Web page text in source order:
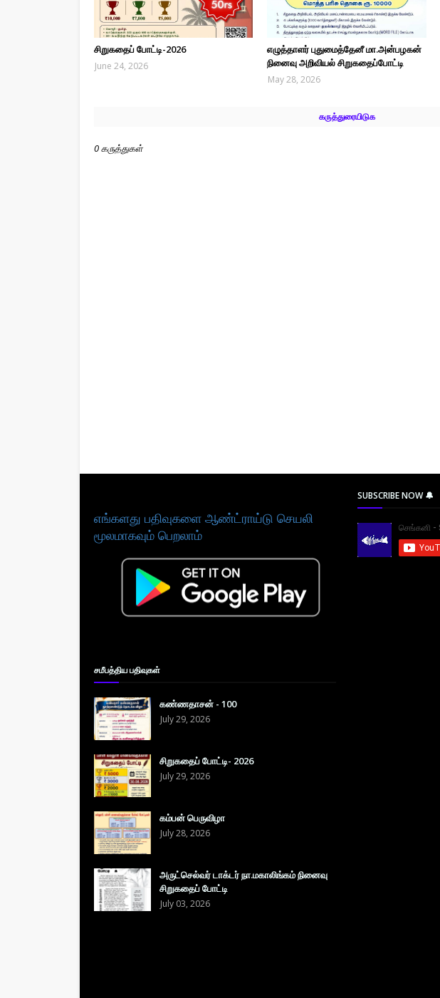
சிறுகதைப் போட்டி-2026
June 24, 2026
எழுத்தாளர் புதுமைத்தேனீ மா.அன்பழகன்
நினைவு அறிவியல் சிறுகதைப்போட்டி
May 28, 2026
கருத்துரையிடுக
0 கருத்துகள்
எங்களது பதிவுகளை ஆண்ட்ராய்டு செயலி
மூலமாகவும் பெறலாம்
சமீபத்திய பதிவுகள்
கண்ணதாசன் - 100
July 29, 2026
சிறுகதைப் போட்டி- 2026
July 29, 2026
கம்பன் பெருவிழா
July 28, 2026
அருட்செல்வர் டாக்டர் நா.மகாலிங்கம் நினைவு
சிறுகதைப் போட்டி
July 03, 2026
SUBSCRIBE NOW 🔔